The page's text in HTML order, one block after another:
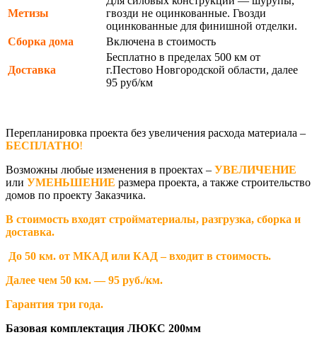
Метизы
гвозди не оцинкованные. Гвозди
оцинкованные для финишной отделки.
Сборка дома
Включена в стоимость
Доставка
Бесплатно в пределах 500 км от
г.Пестово Новгородской области, далее
95 руб/км
Перепланировка проекта без увеличения расхода материала –
БЕСПЛАТНО!
Возможны любые изменения в проектах – УВЕЛИЧЕНИЕ
или УМЕНЬШЕНИЕ размера проекта, а также строительство
домов по проекту Заказчика.
В стоимость входят стройматериалы, разгрузка, сборка и
доставка.
До 50 км. от МКАД или КАД – входит в стоимость.
Далее чем 50 км. — 95 руб./км.
Гарантия три года.
Базовая комплектация ЛЮКС 200мм